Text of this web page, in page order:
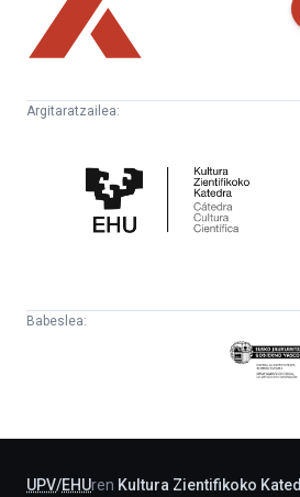
Argitaratzailea:
Zientifikoko
Katedra
Babeslea:
Eusko
Jaurlaritza
UPV/EHUren Kultura Zientifikoko